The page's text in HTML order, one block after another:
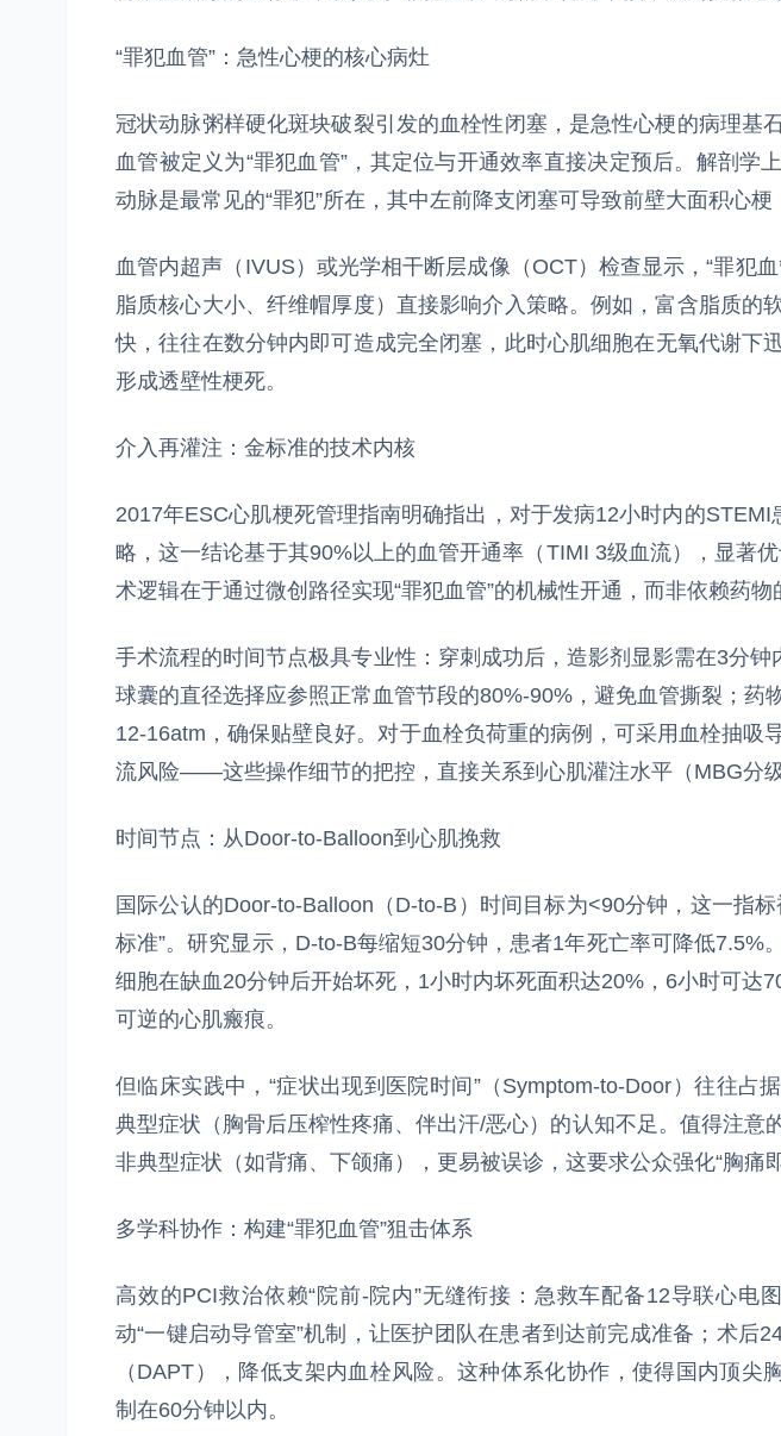
“罪犯血管”：急性心梗的核心病灶
冠状动脉粥样硬化斑块破裂引发的血栓性闭塞，是急性心梗的病理基
血管被定义为“罪犯血管”，其定位与开通效率直接决定预后。解剖学
动脉是最常见的“罪犯”所在，其中左前降支闭塞可导致前壁大面积心梗
血管内超声（IVUS）或光学相干断层成像（OCT）检查显示，“罪犯
脂质核心大小、纤维帽厚度）直接影响介入策略。例如，富含脂质的
快，往往在数分钟内即可造成完全闭塞，此时心肌细胞在无氧代谢下
形成透壁性梗死。
介入再灌注：金标准的技术内核
2017年ESC心肌梗死管理指南明确指出，对于发病12小时内的
略，这一结论基于其90%以上的血管开通率（TIMI 3级血流），显著
术逻辑在于通过微创路径实现“罪犯血管”的机械性开通，而非依赖药物
手术流程的时间节点极具专业性：穿刺成功后，造影剂显影需在3分钟
球囊的直径选择应参照正常血管节段的80%-90%，避免血管撕裂；药
12-16atm，确保贴壁良好。对于血栓负荷重的病例，可采用血栓抽吸
流风险——这些操作细节的把控，直接关系到心肌灌注水平（MBG分级
时间节点：从Door-to-Balloon到心肌挽救
国际公认的Door-to-Balloon（D-to-B）时间目标为<90分钟，这一指
标准”。研究显示，D-to-B每缩短30分钟，患者1年死亡率可降低7.5%
细胞在缺血20分钟后开始坏死，1小时内坏死面积达20%，6小时可达
可逆的心肌瘢痕。
但临床实践中，“症状出现到医院时间”（Symptom-to-Door）往往占
典型症状（胸骨后压榨性疼痛、伴出汗/恶心）的认知不足。值得注意
非典型症状（如背痛、下颌痛），更易被误诊，这要求公众强化“胸痛
多学科协作：构建“罪犯血管”狙击体系
高效的PCI救治依赖“院前-院内”无缝衔接：急救车配备12导联心电
动“一键启动导管室”机制，让医护团队在患者到达前完成准备；术后
（DAPT），降低支架内血栓风险。这种体系化协作，使得国内顶尖
制在60分钟以内。